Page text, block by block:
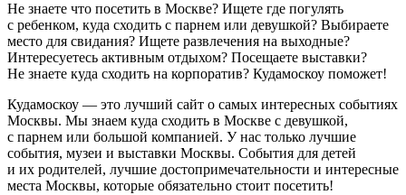
Не знаете что посетить в Москве? Ищете где погулять
с ребенком, куда сходить с парнем или девушкой? Выбираете
место для свидания? Ищете развлечения на выходные?
Интересуетесь активным отдыхом? Посещаете выставки?
Не знаете куда сходить на корпоратив? Кудамоскоу поможет!
Кудамоскоу — это лучший сайт о самых интересных событиях
Москвы. Мы знаем куда сходить в Москве с девушкой,
с парнем или большой компанией. У нас только лучшие
события, музеи и выставки Москвы. События для детей
и их родителей, лучшие достопримечательности и интересные
места Москвы, которые обязательно стоит посетить!